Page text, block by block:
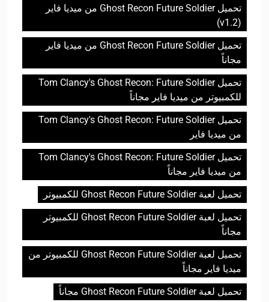
تحميل Ghost Recon Future Soldier من ميديا فاير
(v1.2)
تحميل Ghost Recon Future Soldier من ميديا فاير
مجاناً
تحميل Tom Clancy's Ghost Recon: Future Soldier
للكمبيوتر من ميديا فاير مجاناً
تحميل Tom Clancy's Ghost Recon: Future Soldier
من ميديا فاير
تحميل Tom Clancy's Ghost Recon: Future Soldier
من ميديا فاير مجاناً
تحميل لعبة Ghost Recon Future Soldier للكمبيوتر
تحميل لعبة Ghost Recon Future Soldier للكمبيوتر
مجاناً
تحميل لعبة Ghost Recon Future Soldier للكمبيوتر من
ميديا فاير مجاناً
تحميل لعبة Ghost Recon Future Soldier مجاناً